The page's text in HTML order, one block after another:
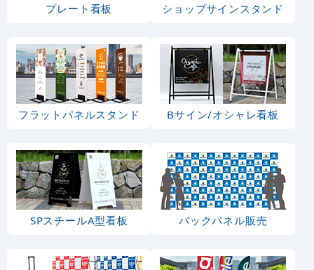
プレート看板 ショップサインスタンド
フラットパネルスタンド Bサイン/オシャレ看板
SPスチールA型看板 バックパネル販売